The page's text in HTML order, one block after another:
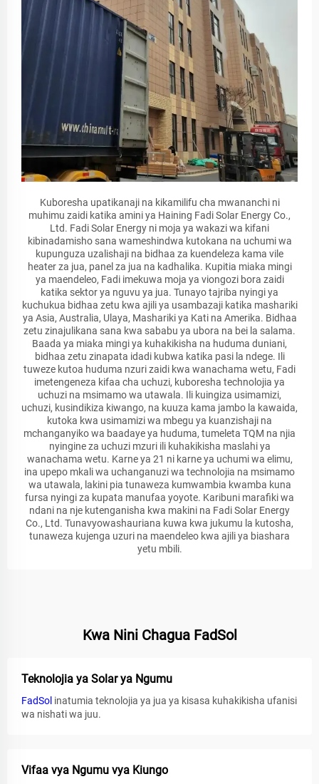
Kuboresha upatikanaji na kikamilifu cha mwananchi ni
muhimu zaidi katika amini ya Haining Fadi Solar Energy Co.,
Ltd. Fadi Solar Energy ni moja ya wakazi wa kifani
kibinadamisho sana wameshindwa kutokana na uchumi wa
kupunguza uzalishaji na bidhaa za kuendeleza kama vile
heater za jua, panel za jua na kadhalika. Kupitia miaka mingi
ya maendeleo, Fadi imekuwa moja ya viongozi bora zaidi
katika sektor ya nguvu ya jua. Tunayo tajriba nyingi ya
kuchukua bidhaa zetu kwa ajili ya usambazaji katika mashariki
ya Asia, Australia, Ulaya, Mashariki ya Kati na Amerika. Bidhaa
zetu zinajulikana sana kwa sababu ya ubora na bei la salama.
Baada ya miaka mingi ya kuhakikisha na huduma duniani,
bidhaa zetu zinapata idadi kubwa katika pasi la ndege. Ili
tuweze kutoa huduma nzuri zaidi kwa wanachama wetu, Fadi
imetengeneza kifaa cha uchuzi, kuboresha technolojia ya
uchuzi na msimamo wa utawala. Ili kuingiza usimamizi,
uchuzi, kusindikiza kiwango, na kuuza kama jambo la kawaida,
kutoka kwa usimamizi wa mbegu ya kuanzishaji na
mchanganyiko wa baadaye ya huduma, tumeleta TQM na njia
nyingine za uchuzi mzuri ili kuhakikisha maslahi ya
wanachama wetu. Karne ya 21 ni karne ya uchumi wa elimu,
ina upepo mkali wa uchanganuzi wa technolojia na msimamo
wa utawala, lakini pia tunaweza kumwambia kwamba kuna
fursa nyingi za kupata manufaa yoyote. Karibuni marafiki wa
ndani na nje kutenganisha kwa makini na Fadi Solar Energy
Co., Ltd. Tunavyowashauriana kuwa kwa jukumu la kutosha,
tunaweza kujenga uzuri na maendeleo kwa ajili ya biashara
yetu mbili.
Kwa Nini Chagua FadSol
Teknolojia ya Solar ya Ngumu
FadSol inatumia teknolojia ya jua ya kisasa kuhakikisha ufanisi
wa nishati wa juu.
Vifaa vya Ngumu vya Kiungo